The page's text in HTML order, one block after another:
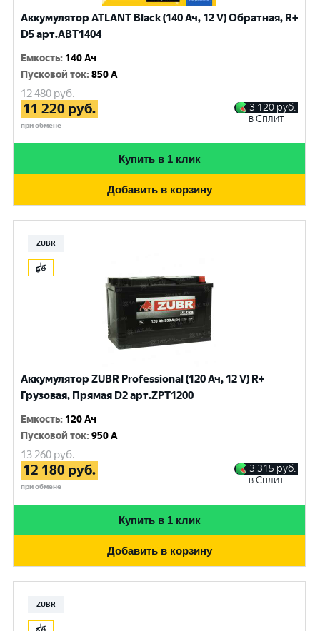
Аккумулятор ATLANT Black (140 Ач, 12 V) Обратная, R+
D5 арт.ABT1404
Емкость: 140 Ач
Пусковой ток:850 A
12 480руб.
11 220 руб.
при обмене
3 120 руб.
в Сплит
Купить в 1 клик
Добавить в корзину
ZUBR
Аккумулятор ZUBR Professional (120 Ач, 12 V) R+
Грузовая, Прямая D2 арт.ZPT1200
Емкость: 120 Ач
Пусковой ток:950 A
13 260руб.
12 180 руб.
при обмене
3 315 руб.
в Сплит
Купить в 1 клик
Добавить в корзину
ZUBR